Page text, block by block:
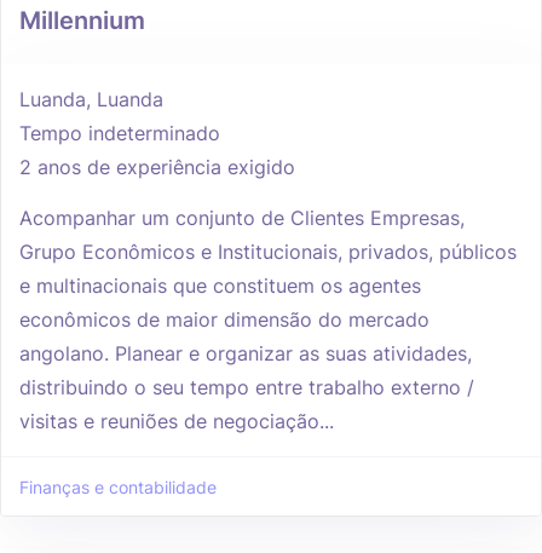
Millennium
Luanda, Luanda
Tempo indeterminado
2 anos de experiência exigido
Acompanhar um conjunto de Clientes Empresas,
Grupo Econômicos e Institucionais, privados, públicos
e multinacionais que constituem os agentes
econômicos de maior dimensão do mercado
angolano. Planear e organizar as suas atividades,
distribuindo o seu tempo entre trabalho externo /
visitas e reuniões de negociação...
Finanças e contabilidade